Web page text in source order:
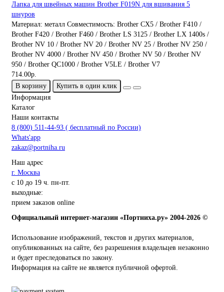
Лапка для швейных машин Brother F019N для вшивания 5
шнуров
Материал: металл Совместимость: Brother CX5 / Brother F410 /
Brother F420 / Brother F460 / Brother LS 3125 / Brother LX 1400s /
Brother NV 10 / Brother NV 20 / Brother NV 25 / Brother NV 250 /
Brother NV 4000 / Brother NV 450 / Brother NV 50 / Brother NV
950 / Brother QC1000 / Brother V5LE / Brother V7
714.00р.
В корзину
Купить в один клик
Информация
Каталог
Наши контакты
8 (800) 511-44-93 ( бесплатный по России)
Whats'app
zakaz@portniha.ru
Наш адрес
г. Москва
с 10 до 19 ч. пн-пт.
выходные:
прием заказов online
Официальный интернет-магазин «Портниха.ру» 2004-2026 ©
Использование изображений, текстов и других материалов,
опубликованных на сайте, без разрешения владельцев незаконно
и будет преследоваться по закону.
Информация на сайте не является публичной офертой.